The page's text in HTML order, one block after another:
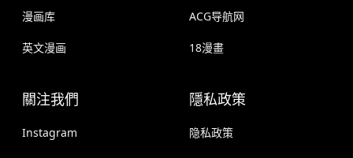
漫画库
英文漫画
ACG导航网
18漫畫
關注我們
Instagram
隱私政策
隐私政策